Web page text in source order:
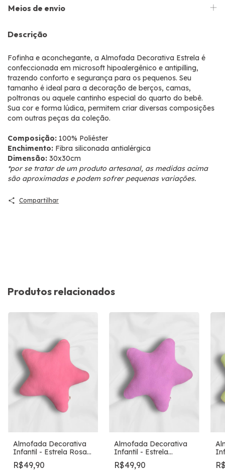
Meios de envio
Descrição
Fofinha e aconchegante, a Almofada Decorativa Estrela é
confeccionada em microsoft hipoalergênico e antipilling,
trazendo conforto e segurança para os pequenos. Seu
tamanho é ideal para a decoração de berços, camas,
poltronas ou aquele cantinho especial do quarto do bebê.
Sua cor e forma lúdica, permitem criar diversas composições
com outras peças da coleção.
Composição: 100% Poliéster
Enchimento: Fibra siliconada antialérgica
Dimensão: 30x30cm
*por se tratar de um produto artesanal, as medidas acima
são aproximadas e podem sofrer pequenas variações.
Compartilhar
Produtos relacionados
Almofada Decorativa
Infantil - Estrela Rosa
Chiclete
R$49,90
Almofada Decorativa
Infantil - Estrela
Roxinha
R$49,90